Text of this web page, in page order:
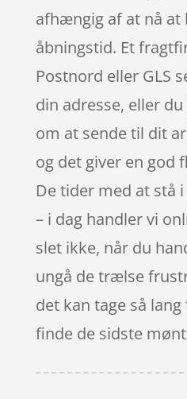
afhængig af at nå at
åbningstid. Et
Postnord eller GLS
din adresse, eller
om at sende til dit
og det giver en god
De tider med at stå
– i dag handler vi
slet ikke, når du
ungå de trælse
det kan tage så
finde de sidste